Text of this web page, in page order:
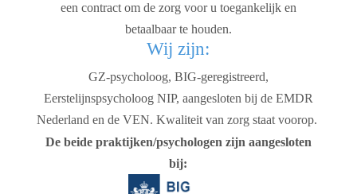
een contract om de zorg voor u toegankelijk en
betaalbaar te houden.
Wij zijn:
GZ-psycholoog, BIG-geregistreerd,
Eerstelijnspsycholoog NIP, aangesloten bij de EMDR
Nederland en de VEN. Kwaliteit van zorg staat voorop.
De beide praktijken/psychologen zijn aangesloten
bij: